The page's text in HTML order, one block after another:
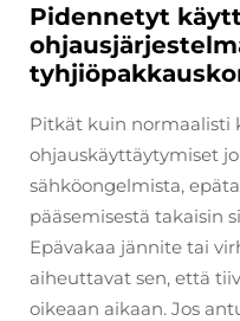
Pidennetyt
Pitkät kuin normaalisti
ohjauskäyttäytymiset
sähköongelmista,
pääsemisestä takaisin
Epävakaa jännite tai
aiheuttavat sen, että
oikeaan aikaan. Jos